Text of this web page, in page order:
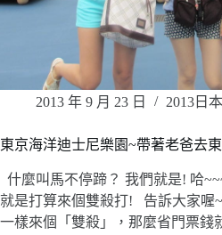
2013 年 9 月 23 日 2013日
東京海洋迪士尼樂園~帶著老爸去
什麼叫馬不停蹄？ 我們就是! 哈
就是打算來個雙殺打! 告訴大家喔
一樣來個「雙殺」，那麼省門票錢